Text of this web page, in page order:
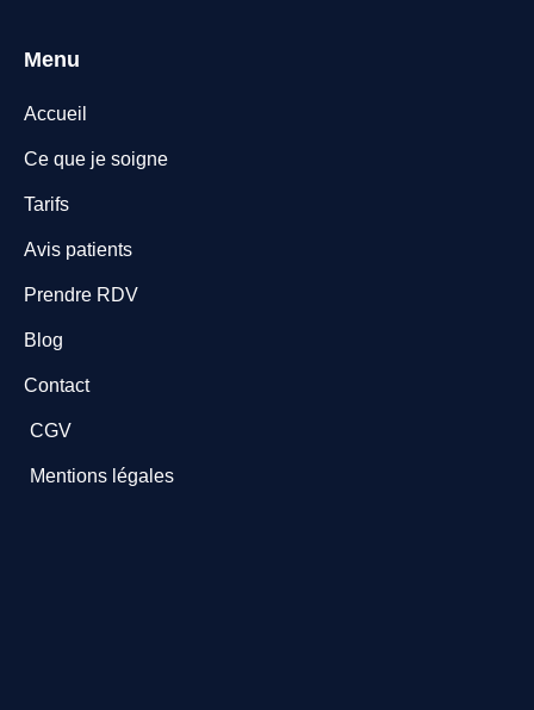
Menu
Accueil
Ce que je soigne
Tarifs
Avis patients
Prendre RDV
Blog
Contact
CGV
Mentions légales